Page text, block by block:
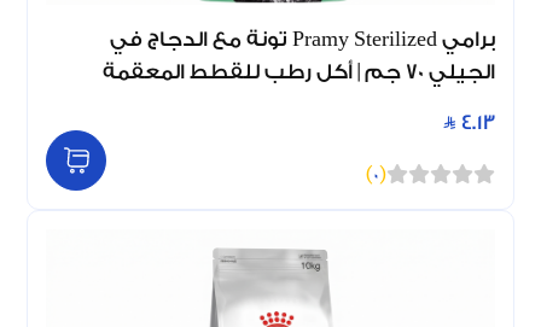
برامي Pramy Sterilized تونة مع الدجاج في
الجيلي 70 جم | أكل رطب للقطط المعقمة
4.13
(
0
)